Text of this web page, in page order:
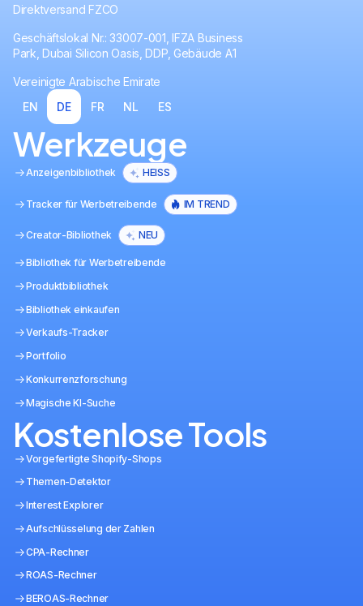
Direktversand FZCO
Geschäftslokal Nr.: 33007-001, IFZA Business
Park, Dubai Silicon Oasis, DDP, Gebäude A1
Vereinigte Arabische Emirate
EN
DE FR NL ES
Werkzeuge
Anzeigenbibliothek HEISS
Tracker für Werbetreibende IM TREND
Creator-Bibliothek NEU
Bibliothek für Werbetreibende
Produktbibliothek
Bibliothek einkaufen
Verkaufs-Tracker
Portfolio
Konkurrenzforschung
Magische KI-Suche
Kostenlose Tools
Vorgefertigte Shopify-Shops
Themen-Detektor
Interest Explorer
Aufschlüsselung der Zahlen
CPA-Rechner
ROAS-Rechner
BEROAS-Rechner